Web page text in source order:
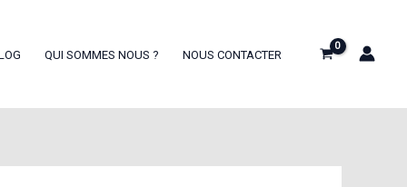
QUI SOMMES NOUS ? NOUS CONTACTER